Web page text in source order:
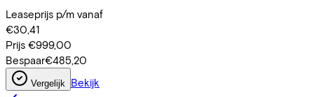
Leaseprijs p/m vanaf
€30,41
Prijs €999,00
Bespaar€485,20
Vergelijk Bekijk